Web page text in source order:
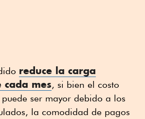
reduce la carga
mes, si bien el costo
ser mayor debido a los
la comodidad de pagos